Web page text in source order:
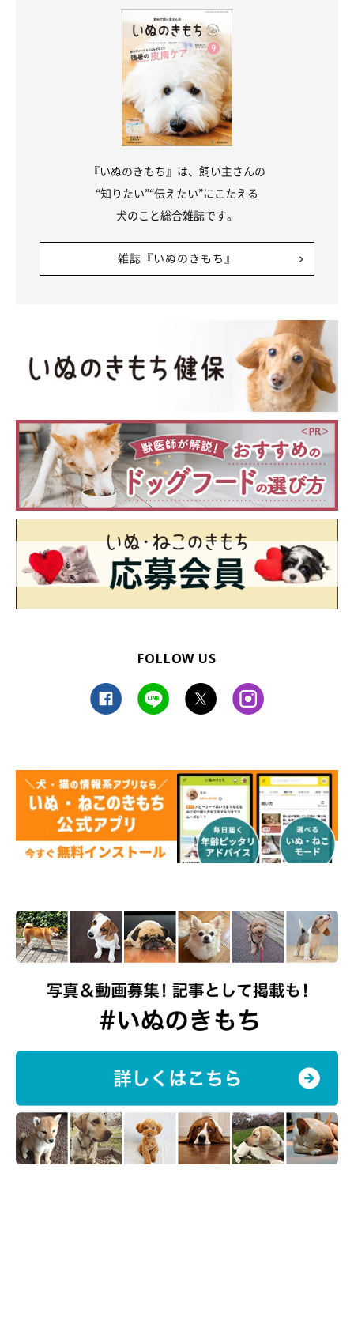
ごのせしちゃう犬たち
続いては、大好きな飼い主さんにあごのせしてくつろいでいる犬
たちのお写真をご紹介します！
まずはあやかさんからのご投稿
飼い主さんの足の間に入って気持ちよさそうに眠っているポッケ
安心して身を預けている様子が伝わってきますね！
お次はあやこさんからのご投稿です。
しかもオスワリの状態のまま！よっぽど眠かったのですね。おや
すみなさい！
続いてはぴぷぱさんからのご投稿。
『いぬのきもち』は、飼い主さんの
“知りたい”“伝えたい”にこたえる
犬のこと総合雑誌です。
雑誌『いぬのきもち』
FOLLOW US